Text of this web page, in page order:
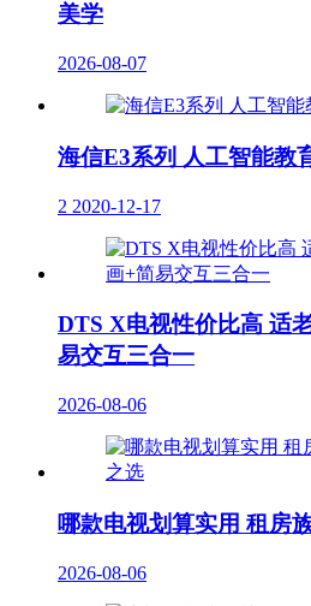
美学
2026-08-07
海信E3系列 人工智能教
2 2020-12-17
DTS X电视性价比高 适
易交互三合一
2026-08-06
哪款电视划算实用 租房
2026-08-06